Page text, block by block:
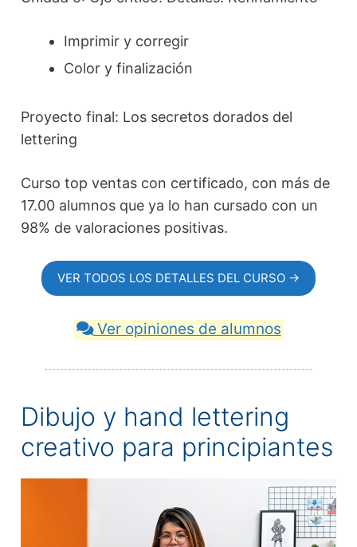
Imprimir y corregir
Color y finalización
Proyecto final: Los secretos dorados del
lettering
Curso top ventas con certificado, con más de
17.00 alumnos que ya lo han cursado con un
98% de valoraciones positivas.
VER TODOS LOS DETALLES DEL CURSO →
Ver opiniones de alumnos
Dibujo y hand lettering
creativo para principiantes